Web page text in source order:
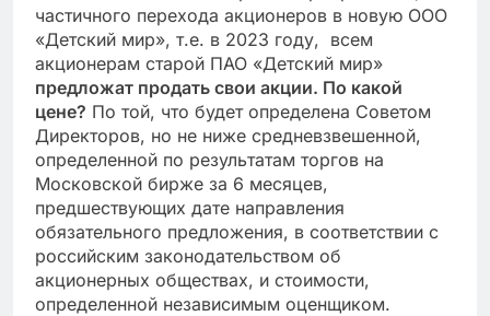
частичного перехода акционеров в новую ООО
«Детский мир», т.е. в 2023 году, всем
акционерам старой ПАО «Детский мир»
предложат продать свои акции. По какой
цене? По той, что будет определена Советом
Директоров, но не ниже средневзвешенной,
определенной по результатам торгов на
Московской бирже за 6 месяцев,
предшествующих дате направления
обязательного предложения, в соответствии с
российским законодательством об
акционерных обществах, и стоимости,
определенной независимым оценщиком.